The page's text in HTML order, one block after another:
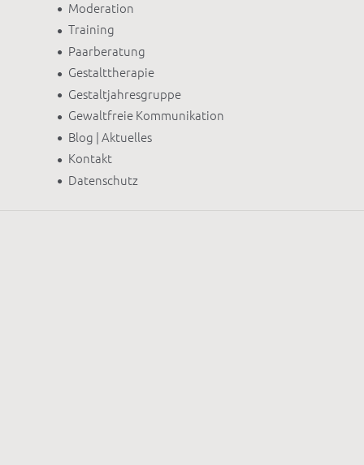
Moderation
Training
Paarberatung
Gestalttherapie
Gestaltjahresgruppe
Gewaltfreie Kommunikation
Blog | Aktuelles
Kontakt
Datenschutz